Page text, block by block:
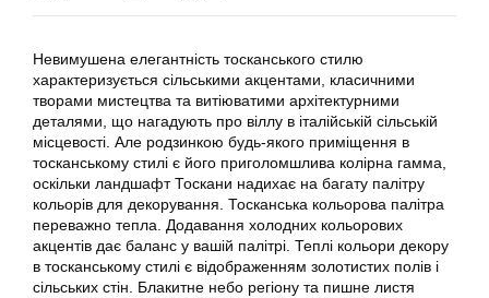
Невимушена елегантність тосканського стилю
характеризується сільськими акцентами, класичними
творами мистецтва та витіюватими архітектурними
деталями, що нагадують про віллу в італійській сільській
місцевості. Але родзинкою будь-якого приміщення в
тосканському стилі є його приголомшлива колірна гамма,
оскільки ландшафт Тоскани надихає на багату палітру
кольорів для декорування. Тосканська кольорова палітра
переважно тепла. Додавання холодних кольорових
акцентів дає баланс у вашій палітрі. Теплі кольори декору
в тосканському стилі є відображенням золотистих полів і
сільських стін. Блакитне небо регіону та пишне листя